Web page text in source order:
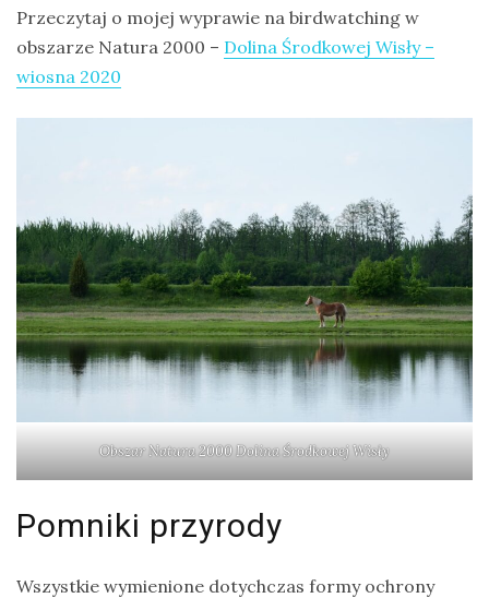
Przeczytaj o mojej wyprawie na birdwatching w
obszarze Natura 2000 – Dolina Środkowej Wisły –
wiosna 2020
Obszar Natura 2000 Dolina Środkowej Wisły
Pomniki przyrody
Wszystkie wymienione dotychczas formy ochrony